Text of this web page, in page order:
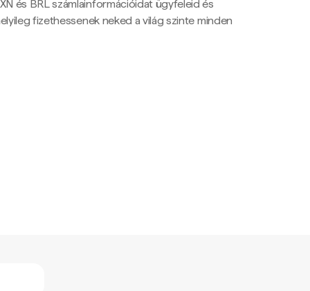
és BRL számlainformációidat ügyfeleid és
fizethessenek neked a világ szinte minden